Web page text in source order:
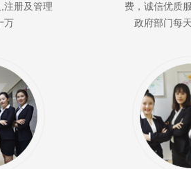
注册及管理
万
费，诚信优质
政府部门每